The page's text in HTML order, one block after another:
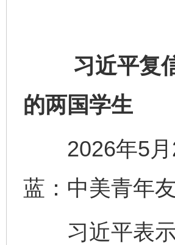
习近平复信
的两国学生
2026年5月
蓝：中美青年
习近平表示